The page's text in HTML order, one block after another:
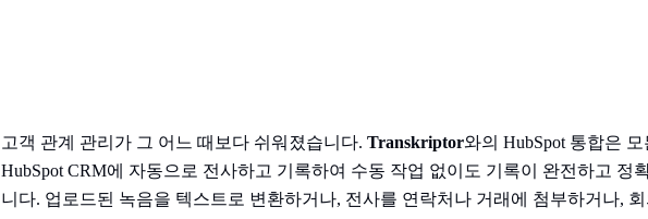
고객 관계 관리가 그 어느 때보다 쉬워졌습니다. Transkriptor와의 HubSpot 통합은
HubSpot CRM에 자동으로 전사하고 기록하여 수동 작업 없이도 기록이 완전하고 정
니다. 업로드된 녹음을 텍스트로 변환하거나, 전사를 연락처나 거래에 첨부하거나,